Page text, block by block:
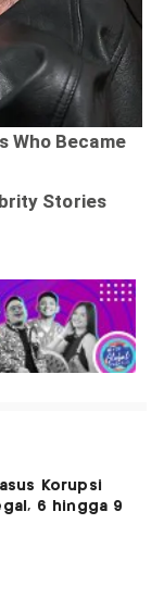
Korupsi
6 hingga 9